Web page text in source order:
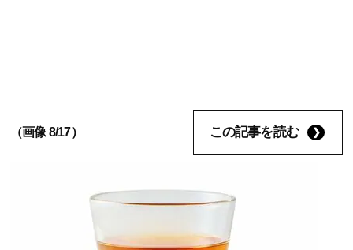
（画像 8/17） この記事を読む